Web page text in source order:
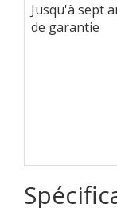
Jusqu'à sept
de garantie